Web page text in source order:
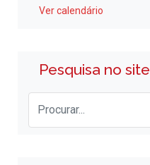
Ver calendário
Pesquisa no site